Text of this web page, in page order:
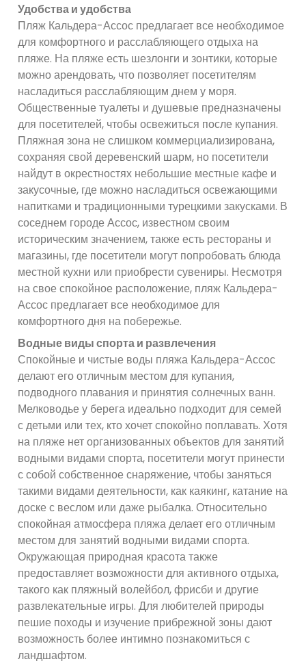
Удобства и удобства
Пляж Кальдера-Ассос предлагает все необходимое
для комфортного и расслабляющего отдыха на
пляже. На пляже есть шезлонги и зонтики, которые
можно арендовать, что позволяет посетителям
насладиться расслабляющим днем ​​у моря.
Общественные туалеты и душевые предназначены
для посетителей, чтобы освежиться после купания.
Пляжная зона не слишком коммерциализирована,
сохраняя свой деревенский шарм, но посетители
найдут в окрестностях небольшие местные кафе и
закусочные, где можно насладиться освежающими
напитками и традиционными турецкими закусками. В
соседнем городе Ассос, известном своим
историческим значением, также есть рестораны и
магазины, где посетители могут попробовать блюда
местной кухни или приобрести сувениры. Несмотря
на свое спокойное расположение, пляж Кальдера-
Ассос предлагает все необходимое для
комфортного дня на побережье.
Водные виды спорта и развлечения
Спокойные и чистые воды пляжа Кальдера-Ассос
делают его отличным местом для купания,
подводного плавания и принятия солнечных ванн.
Мелководье у берега идеально подходит для семей
с детьми или тех, кто хочет спокойно поплавать. Хотя
на пляже нет организованных объектов для занятий
водными видами спорта, посетители могут принести
с собой собственное снаряжение, чтобы заняться
такими видами деятельности, как каякинг, катание на
доске с веслом или даже рыбалка. Относительно
спокойная атмосфера пляжа делает его отличным
местом для занятий водными видами спорта.
Окружающая природная красота также
предоставляет возможности для активного отдыха,
такого как пляжный волейбол, фрисби и другие
развлекательные игры. Для любителей природы
пешие походы и изучение прибрежной зоны дают
возможность более интимно познакомиться с
ландшафтом.